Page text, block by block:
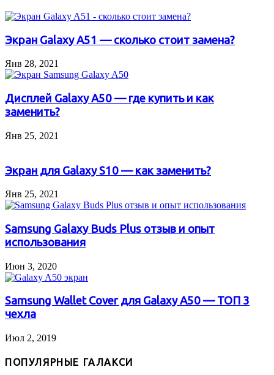
Экран Galaxy A51 — сколько стоит замена?
Янв 28, 2021
Дисплей Galaxy A50 — где купить и как
заменить?
Янв 25, 2021
Экран для Galaxy S10 — как заменить?
Янв 25, 2021
Samsung Galaxy Buds Plus отзыв и опыт
использования
Июн 3, 2020
Samsung Wallet Cover для Galaxy A50 — ТОП 3
чехла
Июл 2, 2019
ПОПУЛЯРНЫЕ ГАЛАКСИ